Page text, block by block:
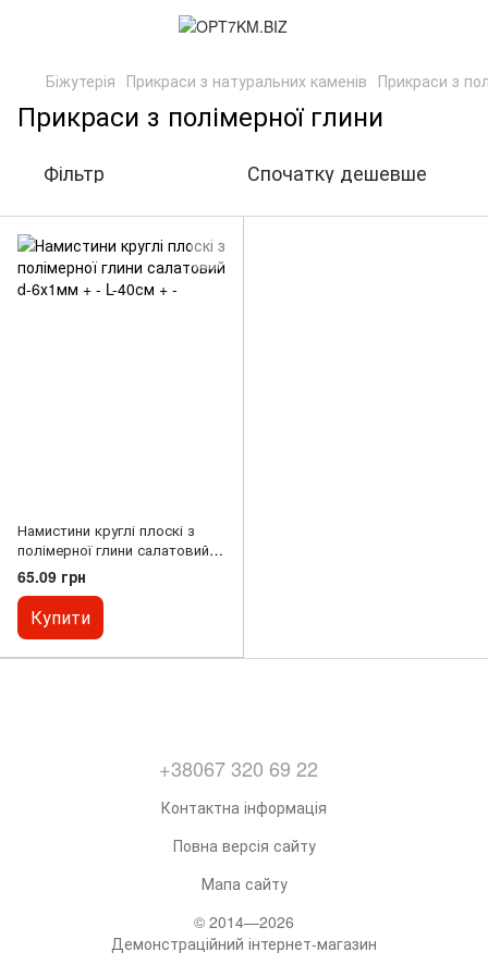
Біжутерія Прикраси з натуральних каменів Прикраси з
Прикраси з полімерної глини
Фільтр Спочатку дешевше
Намистини круглі плоскі з
полімерної глини салатовий d-
6х1мм + - L-40см + -
65.09 грн
Купити
+38067 320 69 22
Контактна інформація
Повна версія сайту
Мапа сайту
© 2014—2026
Демонстраційний інтернет-магазин